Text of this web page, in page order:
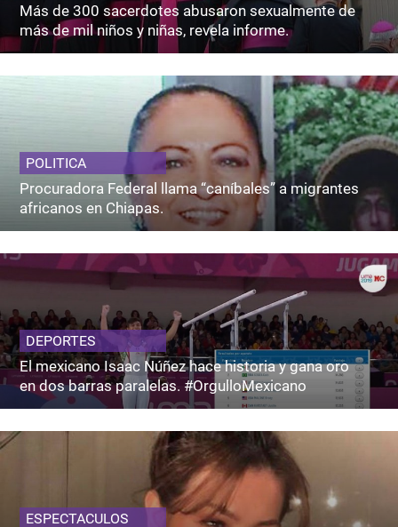
Más de 300 sacerdotes abusaron sexualmente de
más de mil niños y niñas, revela informe.
POLITICA
Procuradora Federal llama “caníbales” a migrantes
africanos en Chiapas.
DEPORTES
El mexicano Isaac Núñez hace historia y gana oro
en dos barras paralelas. #OrgulloMexicano
ESPECTACULOS